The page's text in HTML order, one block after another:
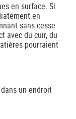
en surface. Si
en
sans cesse
avec du cuir, du
pourraient
un endroit